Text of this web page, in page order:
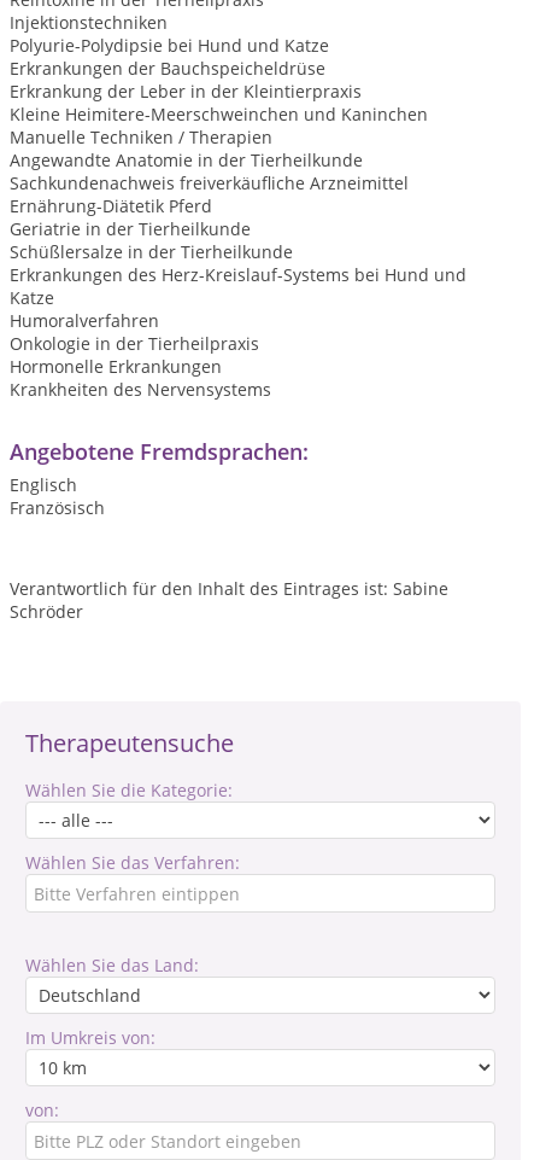
Therapeutensuche
Wählen Sie die Kategorie:
Wählen Sie das Verfahren:
Wählen Sie das Land:
Im Umkreis von:
von:
Injektionstechniken
Polyurie-Polydipsie bei Hund und Katze
Erkrankungen der Bauchspeicheldrüse
Erkrankung der Leber in der Kleintierpraxis
Kleine Heimitere-Meerschweinchen und Kaninchen
Manuelle Techniken / Therapien
Angewandte Anatomie in der Tierheilkunde
Sachkundenachweis freiverkäufliche Arzneimittel
Ernährung-Diätetik Pferd
Geriatrie in der Tierheilkunde
Schüßlersalze in der Tierheilkunde
Erkrankungen des Herz-Kreislauf-Systems bei Hund und
Katze
Humoralverfahren
Onkologie in der Tierheilpraxis
Hormonelle Erkrankungen
Krankheiten des Nervensystems
Angebotene Fremdsprachen:
Englisch
Französisch
Verantwortlich für den Inhalt des Eintrages ist: Sabine
Schröder